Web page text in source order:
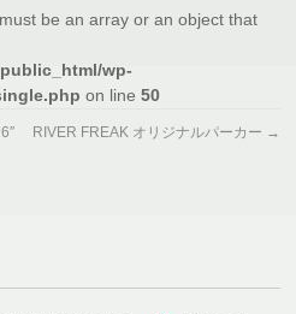
be an array or an object that
wp-
on line50
RIVER FREAK オリジナルパーカー →